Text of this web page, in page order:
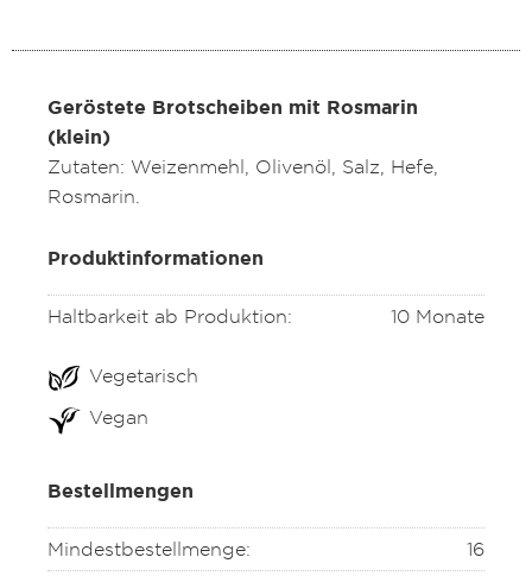
Geröstete Brotscheiben mit Rosmarin
(klein)
Zutaten: Weizenmehl, Olivenöl, Salz, Hefe,
Rosmarin.
Produktinformationen
Haltbarkeit ab Produktion: 10 Monate
Vegetarisch
Vegan
Bestellmengen
Mindestbestellmenge:
16